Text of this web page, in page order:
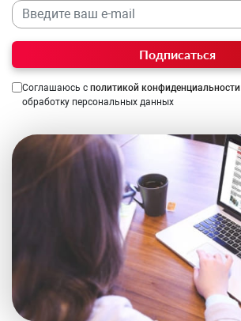
Подписаться
Соглашаюсь с политикой конфиденциальности
обработку персональных данных